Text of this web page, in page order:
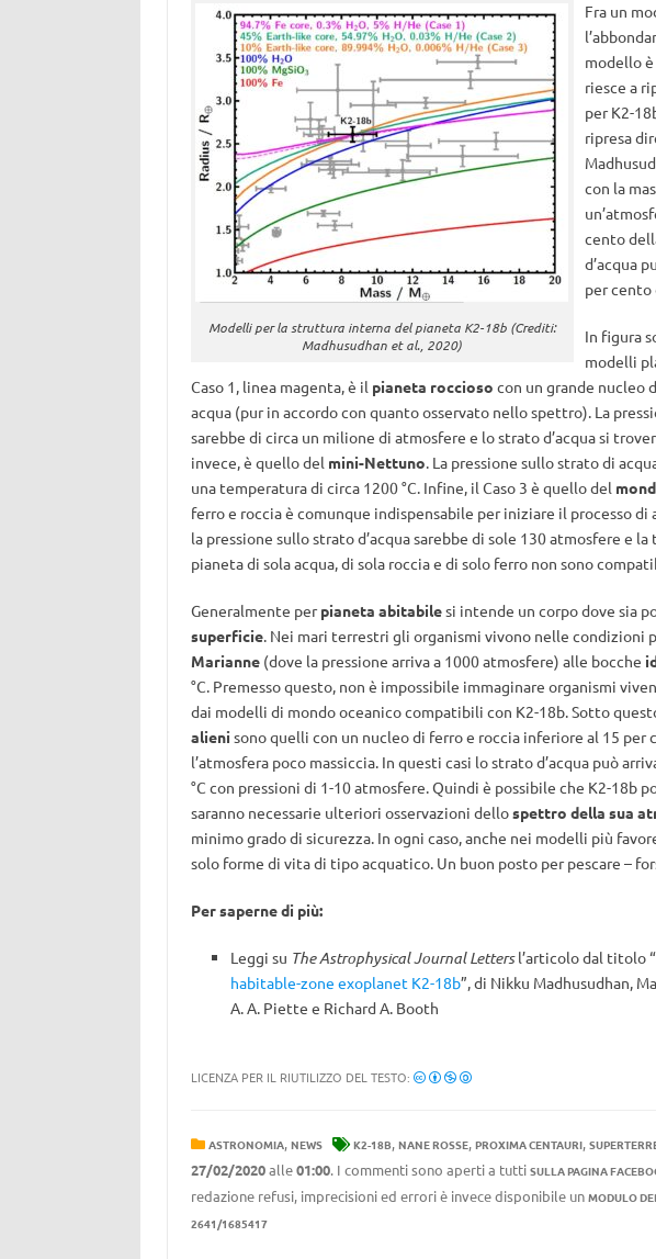
Modelli per la struttura interna del pianeta K2-18b (Crediti:
Madhusudhan et al., 2020)
Fra un
modello
riesce a
per K2-
ripresa
con la
cento
d’acqua
per cento
In figura
modelli
Caso 1, linea magenta, è il pianeta roccioso con un grande nucleo
acqua (pur in accordo con quanto osservato nello spettro). La
sarebbe di circa un milione di atmosfere e lo strato d’acqua si
invece, è quello del mini-Nettuno. La pressione sullo strato di
una temperatura di circa 1200 °C. Infine, il Caso 3 è quello del
ferro e roccia è comunque indispensabile per iniziare il processo di
la pressione sullo strato d’acqua sarebbe di sole 130 atmosfere e la
pianeta di sola acqua, di sola roccia e di solo ferro non sono
Generalmente perpianeta abitabilesi intende un corpo dove sia
superficie. Nei mari terrestri gli organismi vivono nelle condizioni
Marianne(dove la pressione arriva a 1000 atmosfere) alle bocche
°C. Premesso questo, non è impossibile immaginare organismi
dai modelli di mondo oceanico compatibili con K2-18b. Sotto
alieni sono quelli con un nucleo di ferro e roccia inferiore al 15 per
l’atmosfera poco massiccia. In questi casi lo strato d’acqua può
°C con pressioni di 1-10 atmosfere. Quindi è possibile che K2-18b
saranno necessarie ulteriori osservazioni dellospettro della sua
minimo grado di sicurezza. In ogni caso, anche nei modelli più
solo forme di vita di tipo acquatico. Un buon posto per pescare –
Per saperne di più:
Leggi su The Astrophysical Journal Lettersl’articolo dal titolo “
habitable-zone exoplanet K2-18b”, di Nikku Madhusudhan,
A. A. Piette e Richard A. Booth
LICENZA PER IL RIUTILIZZO DEL TESTO:
ASTRONOMIA, NEWS K2-18B, NANE ROSSE, PROXIMA CENTAURI,
27/02/2020alle01:00. I commenti sono aperti a tutti SULLA PAGINA
redazione refusi, imprecisioni ed errori è invece disponibile un MODULO
2641/1685417